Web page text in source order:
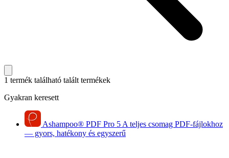
1 termék található talált termékek
Gyakran keresett
Ashampoo® PDF Pro 5 A teljes csomag PDF-fájlokhoz
— gyors, hatékony és egyszerű